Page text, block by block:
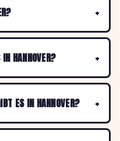
HANNOVER?
ES IN HANNOVER?